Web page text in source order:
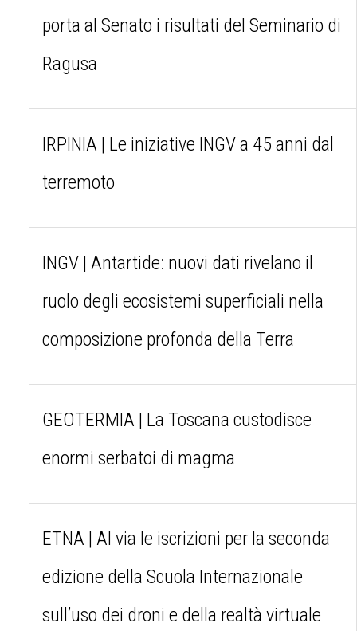
porta al Senato i risultati del Seminario di
Ragusa
IRPINIA | Le iniziative INGV a 45 anni dal
terremoto
INGV | Antartide: nuovi dati rivelano il
ruolo degli ecosistemi superficiali nella
composizione profonda della Terra
GEOTERMIA | La Toscana custodisce
enormi serbatoi di magma
ETNA | Al via le iscrizioni per la seconda
edizione della Scuola Internazionale
sull’uso dei droni e della realtà virtuale